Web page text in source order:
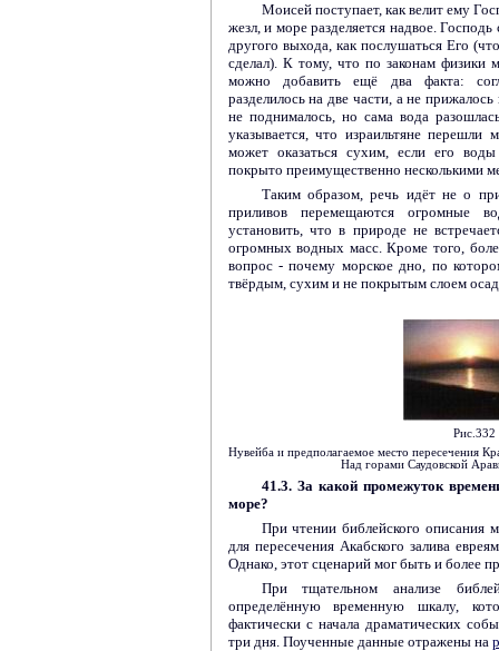
Моисей поступает, как велит ему
жезл, и море разделяется надвое.
другого выхода, как послушаться Его
сделал). К тому, что по законам физики
можно добавить ещё два факта:
разделилось на две части, а не
не поднималось, но сама вода
указывается, что израильтяне
может оказаться сухим, если его
покрыто преимущественно несколькими
Таким образом, речь идёт не о
приливов перемещаются огромные
установить, что в природе не
огромных водных масс. Кроме того,
вопрос - почему морское дно, по
твёрдым, сухим и не покрытым слоем
Рис.332
Нувейба и предполагаемое место пересечения
Над горами Саудовской
41.3. За какой промежуток
море?
При чтении библейского описания
для пересечения Акабского залива
Однако, этот сценарий мог быть и более
При тщательном анализе
определённую временную шкалу,
фактически с начала драматических
три дня. Поученные данные отражены на